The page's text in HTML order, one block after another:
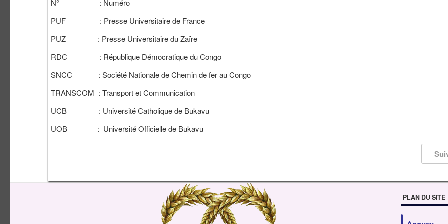
N° : Numéro
PUF : Presse Universitaire de France
PUZ : Presse Universitaire du Zaïre
RDC : République Démocratique du Congo
SNCC : Société Nationale de Chemin de fer au Congo
TRANSCOM : Transport et Communication
UCB : Université Catholique de Bukavu
UOB : Université Officielle de Bukavu
PLAN DU SITE